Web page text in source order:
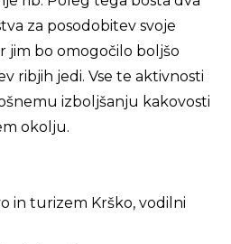
za posodobitev svoje
jim bo omogočilo boljšo
ribjih jedi. Vse te aktivnosti
izboljšanju kakovosti
okolju.
in turizem Krško, vodilni